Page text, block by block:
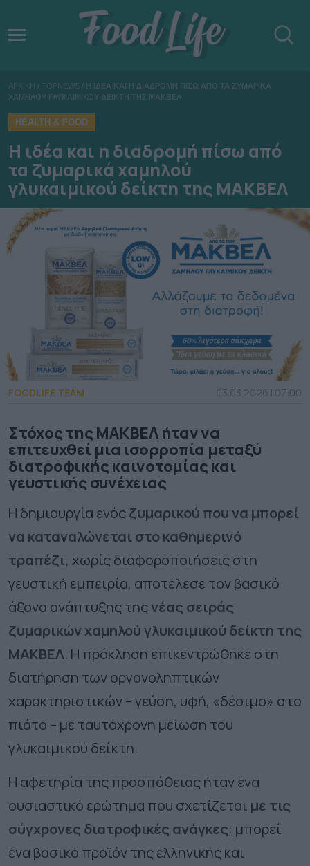
ΑΡΧΙΚΗ / TOPNEWS / Η ΙΔΕΑ ΚΑΙ Η ΔΙΑΔΡΟΜΗ ΠΙΣΩ ΑΠΟ ΤΑ ΖΥΜΑΡΙΚΑ
ΧΑΜΗΛΟΥ ΓΛΥΚΑΙΜΙΚΟΥ ΔΕΙΚΤΗ ΤΗΣ ΜΑΚΒΕΛ
HEALTH & FOOD
Η ιδέα και η διαδρομή πίσω από
τα ζυμαρικά χαμηλού
γλυκαιμικού δείκτη της ΜΑΚΒΕΛ
FOODLIFE TEAM 03.03.2026 | 07:00
Στόχος της ΜΑΚΒΕΛ ήταν να
επιτευχθεί μια ισορροπία μεταξύ
διατροφικής καινοτομίας και
γευστικής συνέχειας
Η δημιουργία ενόςζυμαρικού που να μπορεί
να καταναλώνεται στο καθημερινό
τραπέζι, χωρίς διαφοροποιήσεις στη
γευστική εμπειρία, αποτέλεσε τον βασικό
άξονα ανάπτυξης τηςνέας σειράς
ζυμαρικών χαμηλού γλυκαιμικού δείκτη της
ΜΑΚΒΕΛ. Η πρόκληση επικεντρώθηκε στη
διατήρηση των οργανοληπτικών
χαρακτηριστικών – γεύση, υφή, «δέσιμο» στο
πιάτο – με ταυτόχρονη μείωση του
γλυκαιμικού δείκτη.
Η αφετηρία της προσπάθειας ήταν ένα
ουσιαστικό ερώτημα που σχετίζεται με τις
σύγχρονες διατροφικές ανάγκες: μπορεί
ένα βασικό προϊόν της ελληνικής και